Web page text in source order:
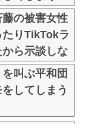
藤の被害女性
たりTikTokラ
ら示談しな
…
を叫ぶ平和団
してしまう